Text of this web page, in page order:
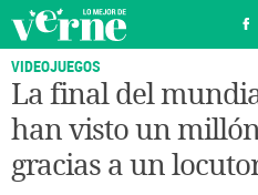
VIDEOJUEGOS
La final del
han visto un
gracias a un